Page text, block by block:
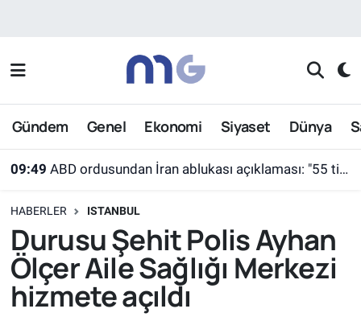
Gündem Genel Ekonomi Siyaset Dünya
09:49 ABD ordusundan İran ablukası açıklaması: "55 ticari gemi farklı rotalara yönlendirildi"
HABERLER ISTANBUL
Durusu Şehit Polis Ayhan
Ölçer Aile Sağlığı Merkezi
hizmete açıldı
Nöbetçi Eczaneler
Hava Durumu
Süper Lig Puan Durumu ve Fikstür
Tüm Manşetler
Son Dakika Haberleri